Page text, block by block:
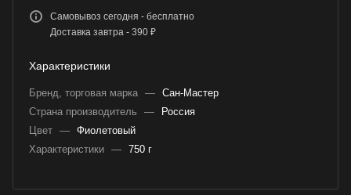
Самовывоз сегодня - бесплатно
Доставка завтра - 390 ₽
Характеристики
Бренд, торговая марка — Сан-Мастер
Страна производитель
—
Россия
Цвет — Фиолетовый
Характеристики — 750 г